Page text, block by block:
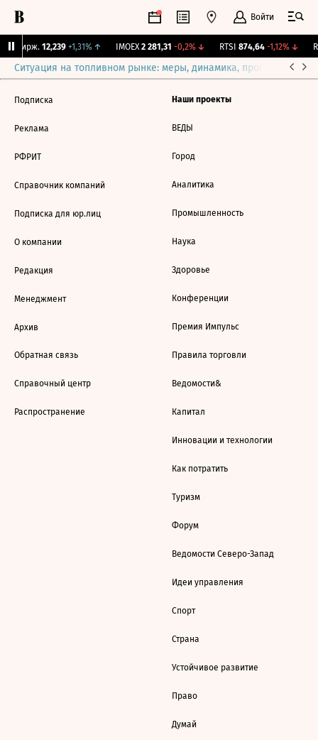
Войти
Бирж. 12,239 +1,31%↑ IMOEX 2 281,31 -0,2%↓ RTSI 874,64 -1,12%↓
Ситуация на топливном рынке: меры, динамика, прогнозы
Подписка
Реклама
РФРИТ
Справочник компаний
Подписка для юр.лиц
О компании
Редакция
Менеджмент
Архив
Обратная связь
Справочный центр
Распространение
Наши проекты
ВЕДЫ
Город
Аналитика
Промышленность
Наука
Здоровье
Конференции
Премия Импульс
Правила торговли
Ведомости&
Капитал
Инновации и технологии
Как потратить
Туризм
Форум
Ведомости Северо-Запад
Идеи управления
Спорт
Страна
Устойчивое развитие
Право
Думай